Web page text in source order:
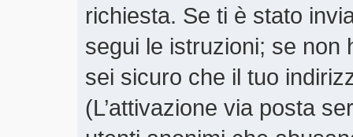
richiesta. Se ti è stato
segui le istruzioni; se non
sei sicuro che il tuo
(L’attivazione via posta